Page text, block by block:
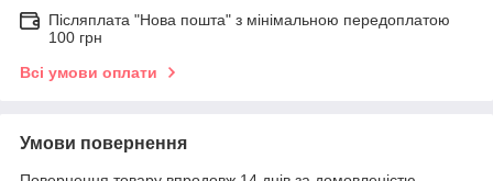
Післяплата "Нова пошта" з мінімальною передоплатою
100 грн
Всі умови оплати
Умови повернення